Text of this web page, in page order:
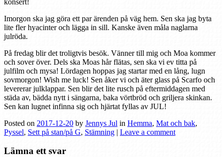
Imorgon ska jag göra ett par ärenden på väg hem. Sen ska jag byta
lite fler hyacinter och lägga in sill. Kanske även måla naglarna
julröda.
På fredag blir det troligtvis besök. Vänner till mig och Moa kommer
och sover över. Dels ska Moas hår flätas, sen ska vi ev titta på
julfilm och mysa! Lördagen hoppas jag startar med en lång, lugn
sovmorgon! Wish me luck! Sen åker vi och äter glass på Scarfo och
levererar julklappar. Sen blir det lite rusch på eftermiddagen med
städa av, bädda nytt i sängarna, baka vörtbröd och griljera skinkan.
Sen kan lugnet infinna sig och hjärtat fyllas av JUL!
Posted on 2017-12-20 by Jennys Jul in Hemma, Mat och bak,
Pyssel, Sett på stan/på G, Stämning | Leave a comment
Lämna ett svar